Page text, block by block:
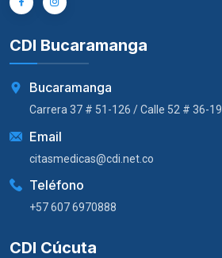
CDI Bucaramanga
Bucaramanga
Carrera 37 # 51-126 / Calle 52 # 36-19
Email
citasmedicas@cdi.net.co
Teléfono
+57 607 6970888
CDI Cúcuta